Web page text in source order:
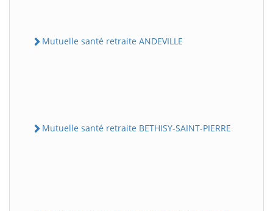
Mutuelle santé retraite ANDEVILLE
Mutuelle santé retraite BETHISY-SAINT-PIERRE